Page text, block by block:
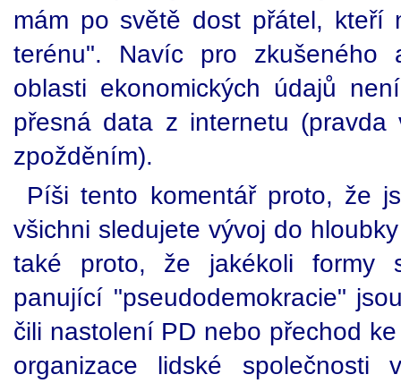
mám po světě dost přátel, kteří
terénu". Navíc pro zkušeného
oblasti ekonomických údajů
přesná data z internetu (pravda
zpožděním).
Píši tento komentář proto, že
všichni sledujete vývoj do
také proto, že jakékoli formy
panující "pseudodemokracie"
čili nastolení PD nebo přechod
organizace lidské